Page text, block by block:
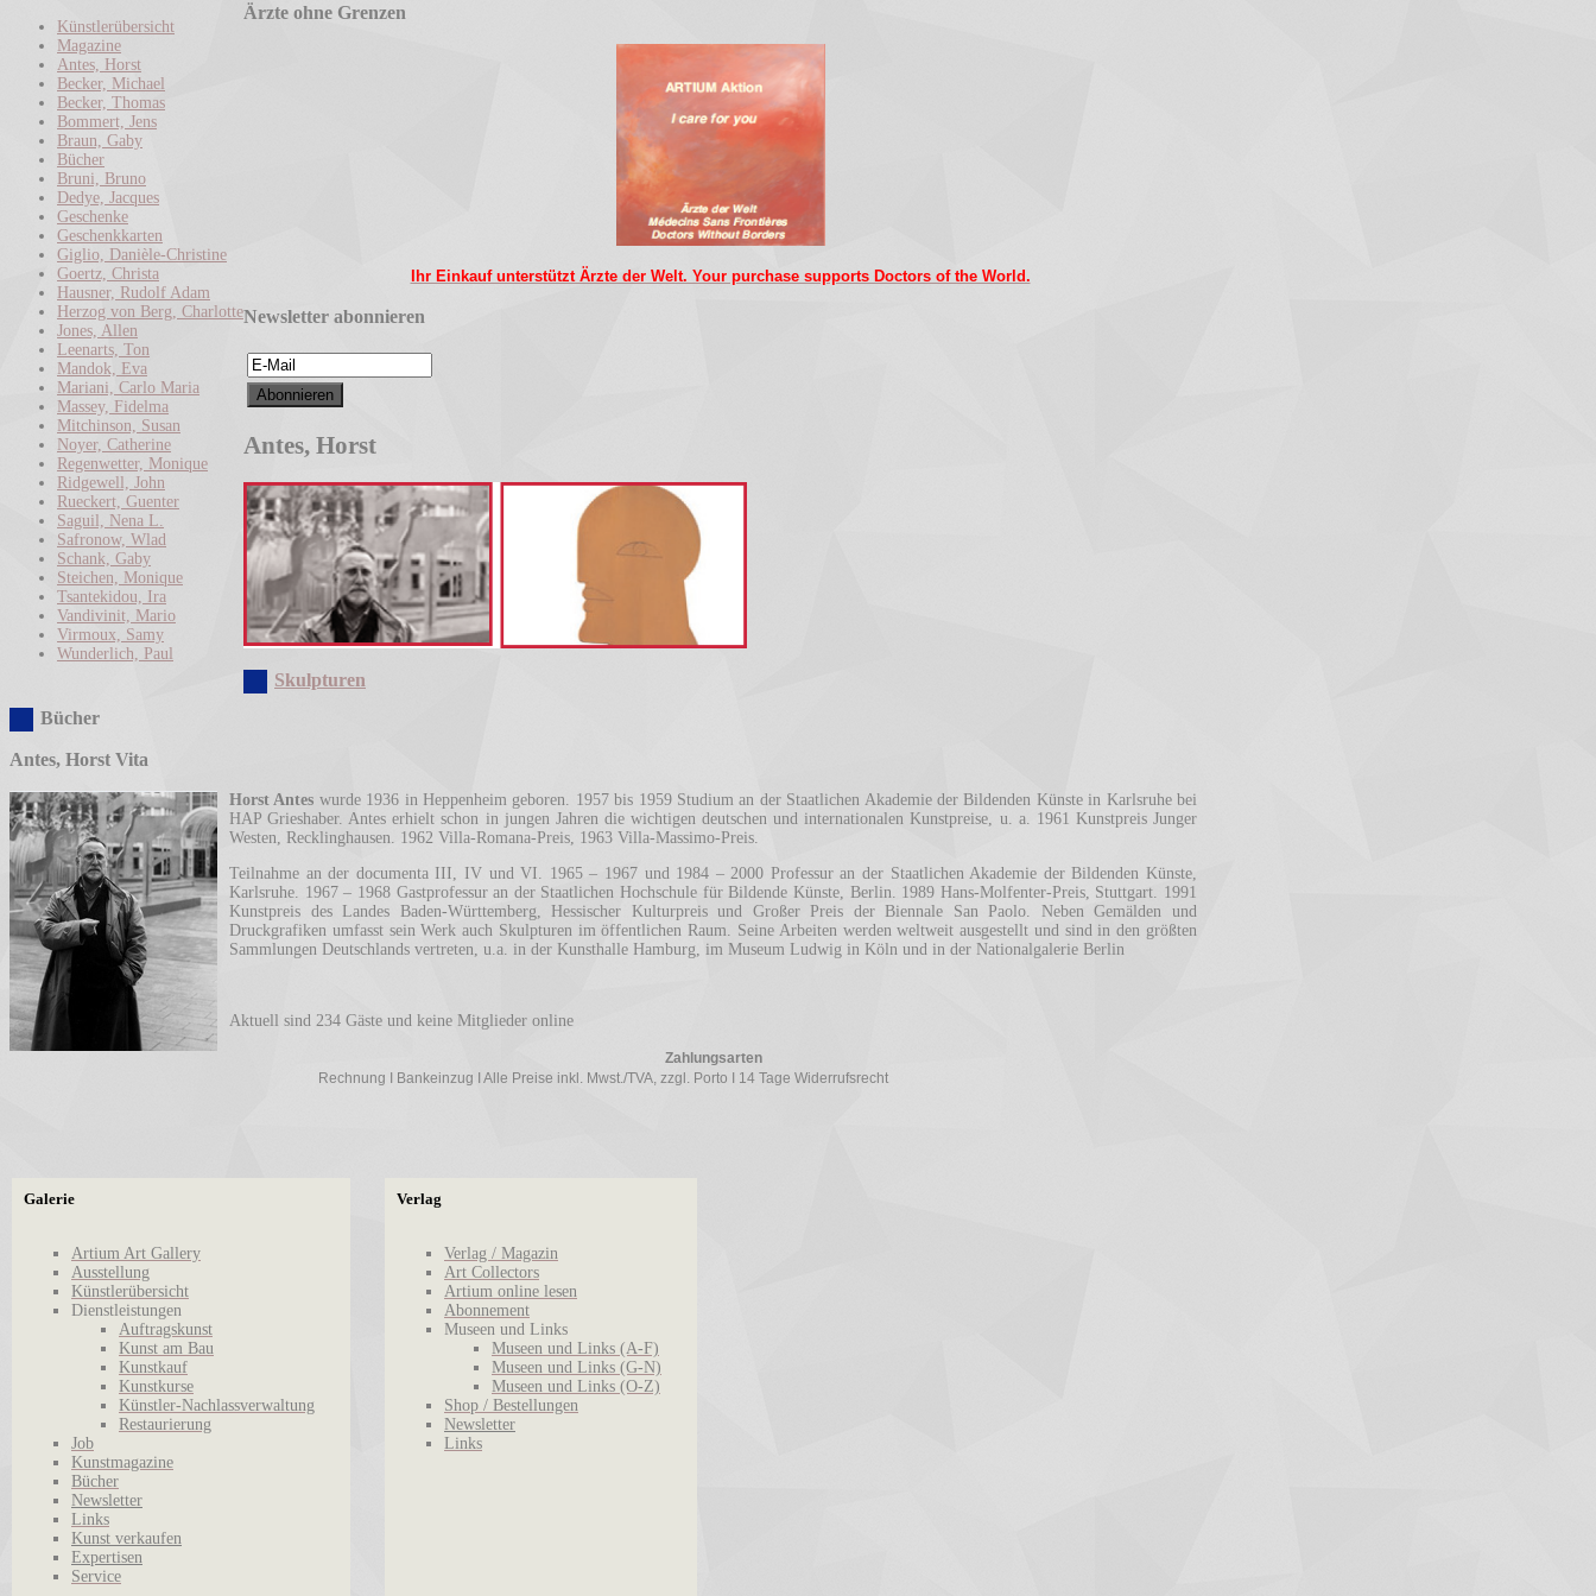
Künstlerübersicht
Magazine
Antes, Horst
Becker, Michael
Becker, Thomas
Bommert, Jens
Braun, Gaby
Bücher
Bruni, Bruno
Dedye, Jacques
Geschenke
Geschenkkarten
Giglio, Danièle-Christine
Goertz, Christa
Hausner, Rudolf Adam
Herzog von Berg, Charlotte
Jones, Allen
Leenarts, Ton
Mandok, Eva
Mariani, Carlo Maria
Massey, Fidelma
Mitchinson, Susan
Noyer, Catherine
Regenwetter, Monique
Ridgewell, John
Rueckert, Guenter
Saguil, Nena L.
Safronow, Wlad
Schank, Gaby
Steichen, Monique
Tsantekidou, Ira
Vandivinit, Mario
Virmoux, Samy
Wunderlich, Paul
Ärzte ohne Grenzen
Ihr Einkauf unterstützt Ärzte der Welt. Your purchase supports Doctors of the World.
Newsletter abonnieren
Antes, Horst
Skulpturen
Bücher
Antes, Horst Vita
Horst Antes wurde 1936 in Heppenheim geboren. 1957 bis 1959 Studium an der Staatlichen Akademie der Bildenden Künste in Karlsruhe bei
HAP Grieshaber. Antes erhielt schon in jungen Jahren die wichtigen deutschen und internationalen Kunstpreise, u. a. 1961 Kunstpreis Junger
Westen, Recklinghausen. 1962 Villa-Romana-Preis, 1963 Villa-Massimo-Preis.
Teilnahme an der documenta III, IV und VI. 1965 – 1967 und 1984 – 2000 Professur an der Staatlichen Akademie der Bildenden Künste,
Karlsruhe. 1967 – 1968 Gastprofessur an der Staatlichen Hochschule für Bildende Künste, Berlin. 1989 Hans-Molfenter-Preis, Stuttgart. 1991
Kunstpreis des Landes Baden-Württemberg, Hessischer Kulturpreis und Großer Preis der Biennale San Paolo. Neben Gemälden und
Druckgrafiken umfasst sein Werk auch Skulpturen im öffentlichen Raum. Seine Arbeiten werden weltweit ausgestellt und sind in den größten
Sammlungen Deutschlands vertreten, u.a. in der Kunsthalle Hamburg, im Museum Ludwig in Köln und in der Nationalgalerie Berlin
Aktuell sind 234 Gäste und keine Mitglieder online
Zahlungsarten
Rechnung I Bankeinzug I Alle Preise inkl. Mwst./TVA, zzgl. Porto I 14 Tage Widerrufsrecht
Galerie
Artium Art Gallery
Ausstellung
Künstlerübersicht
Dienstleistungen
Auftragskunst
Kunst am Bau
Kunstkauf
Kunstkurse
Künstler-Nachlassverwaltung
Restaurierung
Job
Kunstmagazine
Bücher
Newsletter
Links
Kunst verkaufen
Expertisen
Service
Verlag
Verlag / Magazin
Art Collectors
Artium online lesen
Abonnement
Museen und Links
Museen und Links (A-F)
Museen und Links (G-N)
Museen und Links (O-Z)
Shop / Bestellungen
Newsletter
Links